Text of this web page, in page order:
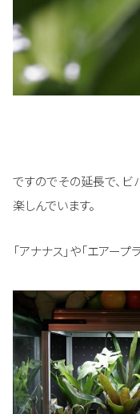
ですのでその延長で、
楽しんでいます。
「アナナス」や「エアープ